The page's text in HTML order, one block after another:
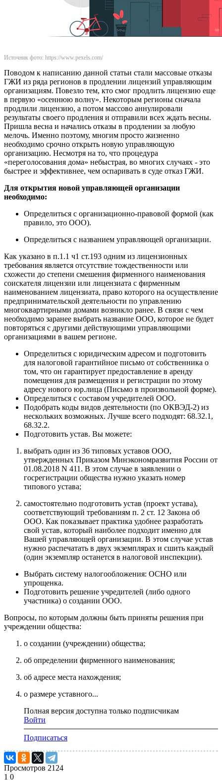
Источник фото: https://www.pexels.com/
Поводом к написанию данной статьи стали массовые отказы
ГЖИ из ряда регионов в продлении лицензий управляющим
организациям. Повезло тем, кто смог продлить лицензию еще
в первую «осеннюю волну». Некоторым регионы сначала
продлили лицензию, а потом массово аннулировали
результаты своего продления и отправили всех ждать весны.
Пришла весна и начались отказы в продлении за любую
мелочь. Именно поэтому, многим просто жизненно
необходимо срочно открыть новую управляющую
организацию. Несмотря на то, что процедура
«переголосования дома» небыстрая, во многих случаях - это
быстрее и эффективнее, чем оспаривать в суде отказ ГЖИ.
Для открытия новой управляющей организации
необходимо:
Определиться с организационно-правовой формой (как
правило, это ООО).
Определиться с названием управляющей организации.
Как указано в п.1.1 ч1 ст.193 одним из лицензионных
требования является отсутствие тождественности или
схожести до степени смешения фирменного наименования
соискателя лицензии или лицензиата с фирменным
наименованием лицензиата, право которого на осуществление
предпринимательской деятельности по управлению
многоквартирными домами возникло ранее. В связи с чем
необходимо заранее выбрать название ООО, которое не будет
повторяться с другими действующими управляющими
организациями в вашем регионе.
Определиться с юридическим адресом и подготовить
для налоговой гарантийное письмо от собственника о
том, что он гарантирует предоставление в аренду
помещения для размещения и регистрации по этому
адресу нового юр.лица (Письмо в произвольной форме).
Определиться с составом учредителей ООО.
Подобрать коды видов деятельности (по ОКВЭД-2) из
нескольких возможных. Лучше всего подходят: 68.32.1,
68.32.2.
Подготовить устав. Вы можете:
выбрать один из 36 типовых уставов ООО,
утвержденных Приказом Минэкономразвития России от
01.08.2018 N 411. В этом случае в заявлении о
госрегистрации общества нужно указать номер
типового устава;
самостоятельно подготовить устав (проект устава),
соответствующий требованиям п. 2 ст. 12 Закона об
ООО. Как показывает практика удобнее разработать
свой устав, который наиболее подходит именно для
Вашей управляющей организации. В этом случае устав
нужно распечатать в двух экземплярах и сшить каждый
(один экземпляр останется в налоговой инспекции).
Выбрать систему налогообложения: ОСНО или
упрощенка.
Подготовить решение учредителей (либо одного
участника) о создании ООО.
Вопросы, по которым должны быть приняты решения при
учреждении общества:
о создании (учреждении) общества;
об определении фирменного наименования;
об адресе места нахождения;
о размере уставного...
Полная версия доступна только подписчикам
Войти
Подписаться
Просмотров 2124
1 0